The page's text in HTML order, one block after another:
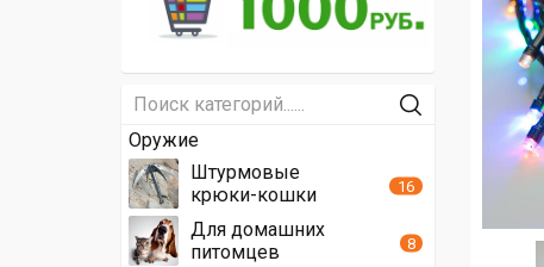
Оружие
Штурмовые
крюки-кошки
16
Для домашних
питомцев
8